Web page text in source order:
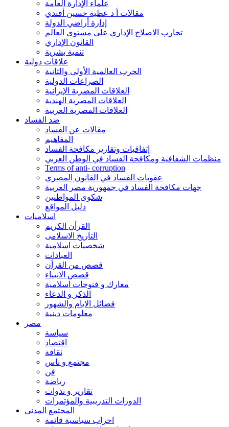
علماء الإدارة العامة
مقالات أ د عطية حسين أفندي
إدارة أراضي الدولة
تجارب الاصلاح الإداري على مستوى العالم
القانون الإداري
تنمية بشرية
علاقات دولية
الحرب العالمية الأولى والثانية
الصراعات الدولية
العلاقات المصرية الإيرانية
العلاقات المصرية الهندية
العلاقات المصرية العربية
ضد الفساد
مقالات عن الفساد
المفاهيم
إتفاقيات وتقارير مكافحة الفساد
منظمات الشفافية ومكافحة الفساد في الوطن العربي
Terms of anti- corruption
عقوبات الفساد في القانون المصري
جهات مكافحة الفساد في جمهورية مصر العربية
شكوى المواطنين
دليل المواقع
اسلاميات
القرأن الكريم
التاريخ الاسلامى
شخصيات اسلامية
العبادات
قصص من القرأن
قصص الانبياء
معارك و فتوحات اسلامية
الذكر و الدعاء
فضائل الايام والشهور
معلومات دينية
مصر
سياسة
اقتصاد
ثقافة
مجتمع و ناس
فن
رياضة
تقارير و ندوات
الدورات التدريبية والمؤتمرات
المجتمع المدنى
احزاب سياسية قائمة